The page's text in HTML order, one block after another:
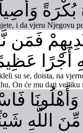
وَأَصِيلًا
i da vjeru Njegovu
أَيْدِيهِمْ
عَظِيمًا
su se, doista, na
On će mu dati velliku
اللَّهِ